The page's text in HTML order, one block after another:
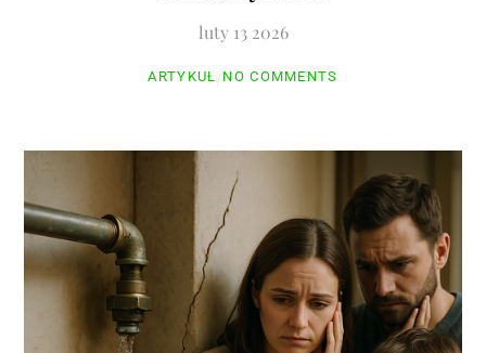
luty 13 2026
ARTYKUŁ NO COMMENTS